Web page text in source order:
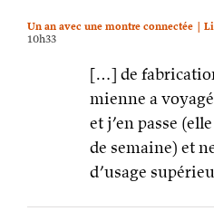
Un an avec une montre connectée |
10h33
[…] de
mienne a
et j’en passe
de semaine) et
d’usage